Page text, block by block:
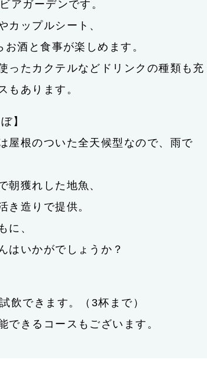
アガーデンです。
カップルシート、
酒と食事が楽しめます。
ったカクテルなどドリンクの種類も充
もあります。
】
屋根のついた全天候型なので、雨で
朝獲れした地魚、
き造りで提供。
に、
はいかがでしょうか？
飲できます。（3杯まで）
できるコースもございます。